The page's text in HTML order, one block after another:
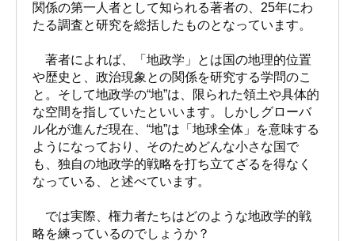
関係の第一人者として知られる著者の、25年にわ
たる調査と研究を総括したものとなっています。
著者によれば、「地政学」とは国の地理的位置
や歴史と、政治現象との関係を研究する学問のこ
と。そして地政学の“地”は、限られた領土や具体的
な空間を指していたといいます。しかしグローバ
ル化が進んだ現在、“地”は「地球全体」を意味する
ようになっており、そのためどんな小さな国で
も、独自の地政学的戦略を打ち立てざるを得なく
なっている、と述べています。
では実際、権力者たちはどのような地政学的戦
略を練っているのでしょうか？